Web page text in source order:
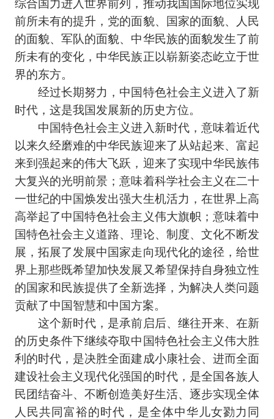
前所未有的提升，党的面貌、国家的面貌、人民
的面貌、军队的面貌、中华民族的面貌发生了前
所未有的变化，中华民族正以崭新姿态屹立于世
界的东方。
经过长期努力，中国特色社会主义进入了新
时代，这是我国发展新的历史方位。
中国特色社会主义进入新时代，意味着近代
以来久经磨难的中华民族迎来了从站起来、富起
来到强起来的伟大飞跃，迎来了实现中华民族伟
大复兴的光明前景；意味着科学社会主义在二十
一世纪的中国焕发出强大生机活力，在世界上高
高举起了中国特色社会主义伟大旗帜；意味着中
国特色社会主义道路、理论、制度、文化不断发
展，拓展了发展中国家走向现代化的途径，给世
界上那些既希望加快发展又希望保持自身独立性
的国家和民族提供了全新选择，为解决人类问题
贡献了中国智慧和中国方案。
这个新时代，是承前启后、继往开来、在新
的历史条件下继续夺取中国特色社会主义伟大胜
利的时代，是决胜全面建成小康社会、进而全面
建设社会主义现代化强国的时代，是全国各族人
民团结奋斗、不断创造美好生活、逐步实现全体
人民共同富裕的时代，是全体中华儿女勠力同